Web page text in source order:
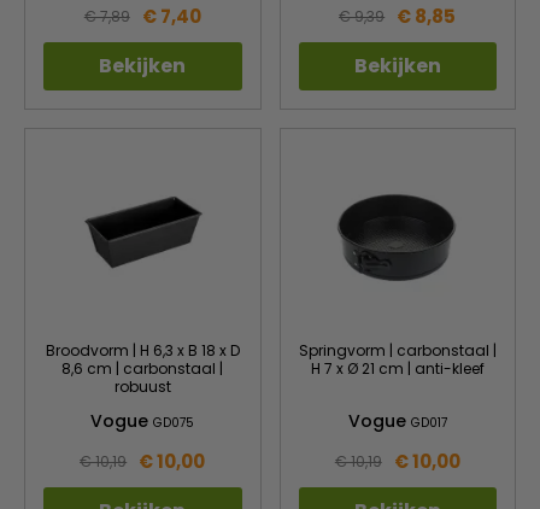
€ 7,89 € 7,40
Bekijken
€ 9,39 € 8,85
Bekijken
Broodvorm | H 6,3 x B 18 x D
8,6 cm | carbonstaal |
robuust
VogueGD075
€ 10,19 € 10,00
Springvorm | carbonstaal |
H 7 x Ø 21 cm | anti-kleef
Vogue GD017
€ 10,19 € 10,00